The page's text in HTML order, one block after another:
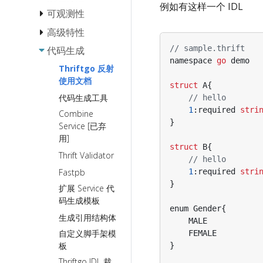
StreamX
StreamX 基
StreamX 流
中间件最佳
实践
流错误处理
最佳实践
StreamX 流
最佳实践
流生命周期
控制最佳实
践
StreamX 流
超时控制
流式细粒度
协议
传输协议
Streaming
gRPC
Thrift
over
gRPC
退出
序列化协
议
Binary
Hessian2
直连访问
连接类型
业务异常
预热
Panic 处理
框架 RPC 信息
的获取
负载均衡
超时控制
请求重试
熔断
Fallback
限流
自定义访问控制
可观测性
埋点粒度
链路跟踪
日志
高级特性
Payload 校验
泛化调用
基本使用
Thrift-HTTP
映射的 IDL
规范
入
dynamicgo
指南
使用 Thrift
反射提升泛
化调用性能
Metainfo
Server SDK化
定制框架错误处
理
出 前后定制业
务逻辑
gRPC Proxy
Frugal
xDS 支持
按需序列化使用
指南
代码生成
Thriftgo 反射
使用文档
代码生成工具
Combine
Service [已弃
用]
Thrift Validator
Fastpb
扩展 Service 代
码生成模板
生成引用结构体
自定义脚手架模
板
例如有这样一个 IDL
// sample.thrift
namespace go demo
struct A{
// hello
1 : required
}
struct B{
// hello
1 : required
}
enum Gender{
MALE
FEMALE
}